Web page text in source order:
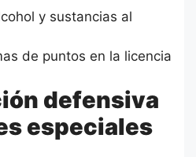
y sustancias al
de puntos en la licencia
defensiva
especiales